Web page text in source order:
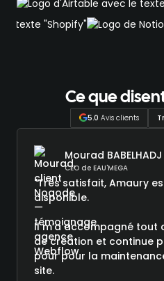
Ce que
5.0 Avis clients
Mourad BABELHADJ
CEO de EAU'MEGA
"Très satisfait, Amaury
disponible.
Il m’a accompagné tout
de création et continue
pour pour la
site.